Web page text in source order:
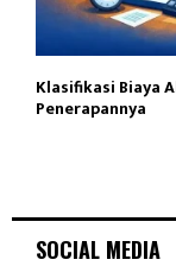
Klasifikasi Biaya
Penerapannya
SOCIAL MEDIA